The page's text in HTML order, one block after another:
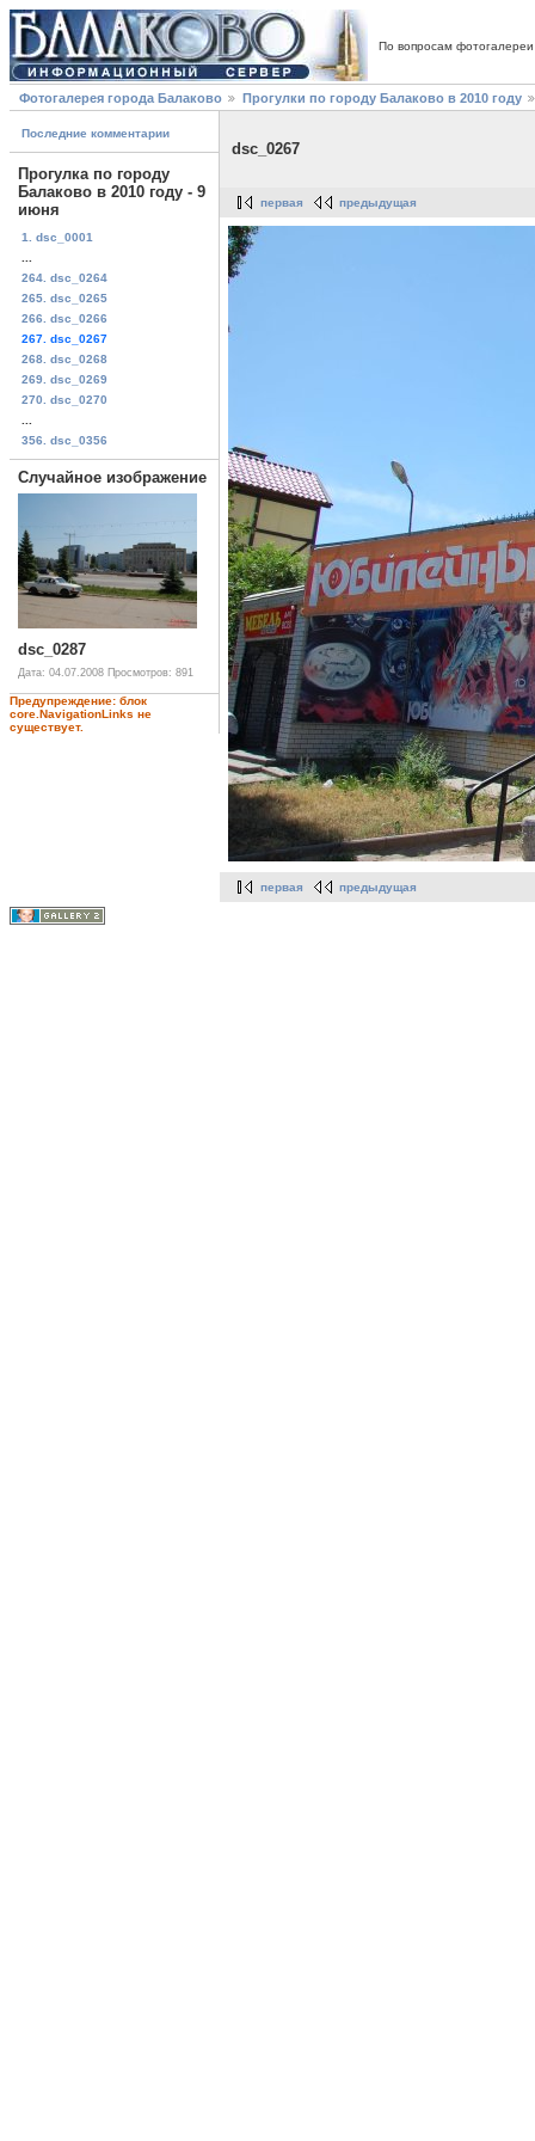
По вопросам
Фотогалерея города Балаково Прогулки по городу Балаково в 2010 году
Последние комментарии
Прогулка по городу
Балаково в 2010 году - 9
июня
1. dsc_0001
264. dsc_0264
265. dsc_0265
266. dsc_0266
267. dsc_0267
268. dsc_0268
269. dsc_0269
270. dsc_0270
356. dsc_0356
Случайное изображение
dsc_0287
Дата: 04.07.2008 Просмотров: 891
Предупреждение: блок
core.NavigationLinks не
существует.
dsc_0267
первая предыдущая
первая предыдущая